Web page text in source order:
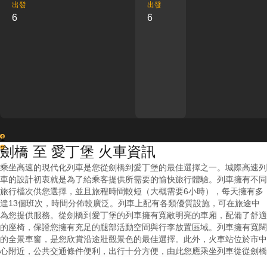
出發
6
出發
6
1
2
劍橋 至 愛丁堡 火車資訊
乘坐高速的現代化列車是您從劍橋到愛丁堡的最佳選擇之一。城際高速列
車的設計初衷就是為了給乘客提供所需要的愉快旅行體驗。列車擁有不同
旅行檔次供您選擇，並且旅程時間較短（大概需要6小時），每天擁有多
達13個班次，時間分佈較廣泛。列車上配有各類優質設施，可在旅途中
為您提供服務。從劍橋到愛丁堡的列車擁有寬敞明亮的車廂，配備了舒適
的座椅，保證您擁有充足的腿部活動空間與行李放置區域。列車擁有寬闊
的全景車窗，是您欣賞沿途壯觀景色的最佳選擇。此外，火車站位於市中
心附近，公共交通條件便利，出行十分方便，由此您應乘坐列車從從劍橋